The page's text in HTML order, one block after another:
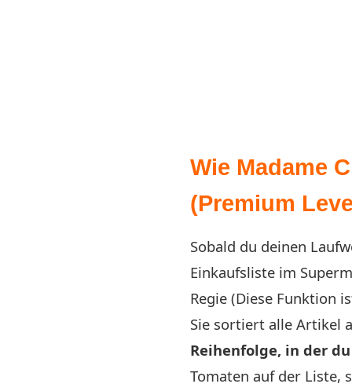
Wie Madame
(Premium
Sobald du deinen
Einkaufsliste im
Regie (Diese Funktion
Sie sortiert alle Artikel
Reihenfolge, in der
Tomaten auf der Liste,